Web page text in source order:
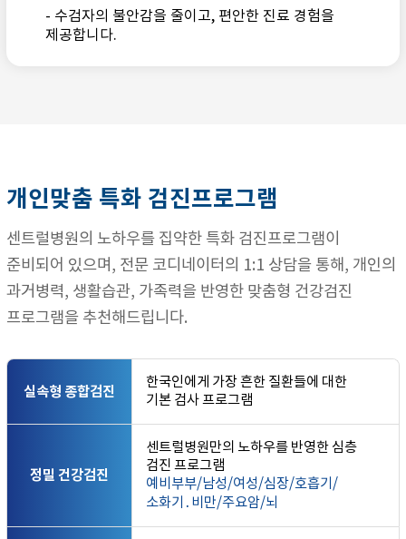
- 수검자의 불안감을 줄이고, 편안한 진료 경험을
제공합니다.
개인맞춤 특화 검진프로그램
센트럴병원의 노하우를 집약한 특화 검진프로그램이
준비되어 있으며, 전문 코디네이터의 1:1 상담을 통해, 개인의
과거병력, 생활습관, 가족력을 반영한 맞춤형 건강검진
프로그램을 추천해드립니다.
실속형 종합검진
한국인에게 가장 흔한 질환들에 대한
기본 검사 프로그램
정밀 건강검진
센트럴병원만의 노하우를 반영한 심층
검진 프로그램
예비부부/남성/여성/심장/호흡기/
소화기․비만/주요암/뇌